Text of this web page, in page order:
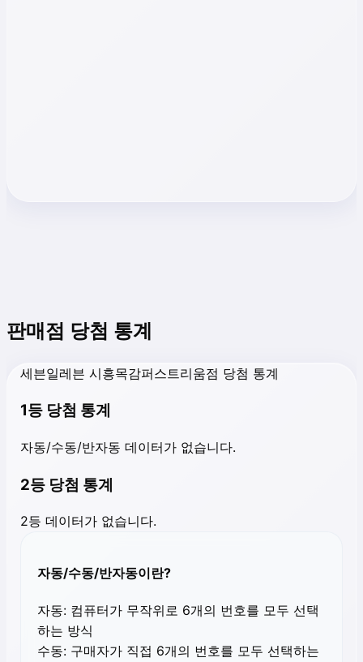
판매점 당첨 통계
세븐일레븐 시흥목감퍼스트리움점 당첨 통계
1등 당첨 통계
자동/수동/반자동 데이터가 없습니다.
2등 당첨 통계
2등 데이터가 없습니다.
자동/수동/반자동이란?
자동: 컴퓨터가 무작위로 6개의 번호를 모두 선택
하는 방식
수동: 구매자가 직접 6개의 번호를 모두 선택하는